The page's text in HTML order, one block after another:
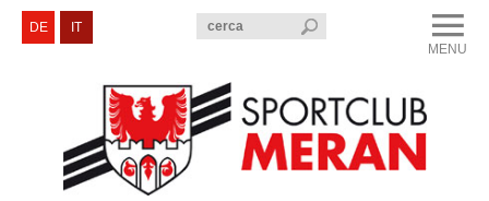
DE
IT
MENU
menu CLOSE
Sportclub Merano
Corsi e Eventi